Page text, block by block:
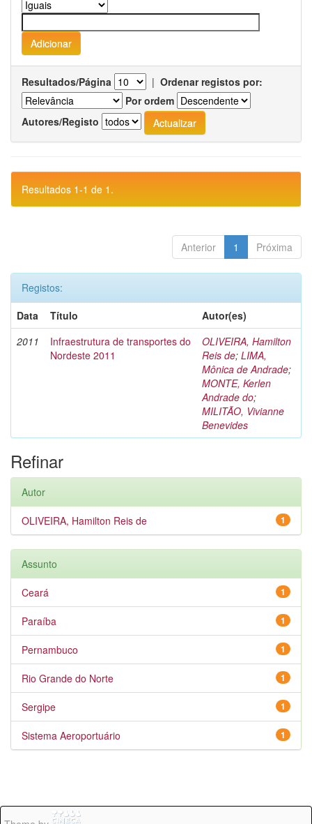
Resultados/Página | Ordenar registos por:
Por ordem
Autores/Registo
Resultados 1-1 de 1.
Anterior 1 Próxima
Registos:
Data
Título
Autor(es)
2011
Infraestrutura de transportes do
Nordeste 2011
OLIVEIRA, Hamilton
Reis de; LIMA,
Mônica de Andrade;
MONTE, Kerlen
Andrade do;
MILITÃO, Vivianne
Benevides
Refinar
Autor
1
OLIVEIRA, Hamilton Reis de
Assunto
1
Ceará
1
Paraíba
1
Pernambuco
1
Rio Grande do Norte
1
Sergipe
1
Sistema Aeroportuário